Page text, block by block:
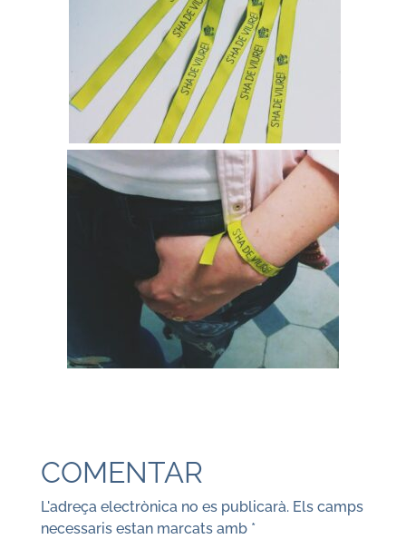
COMENTAR
L'adreça electrònica no es publicarà. Els camps
necessaris estan marcats amb *